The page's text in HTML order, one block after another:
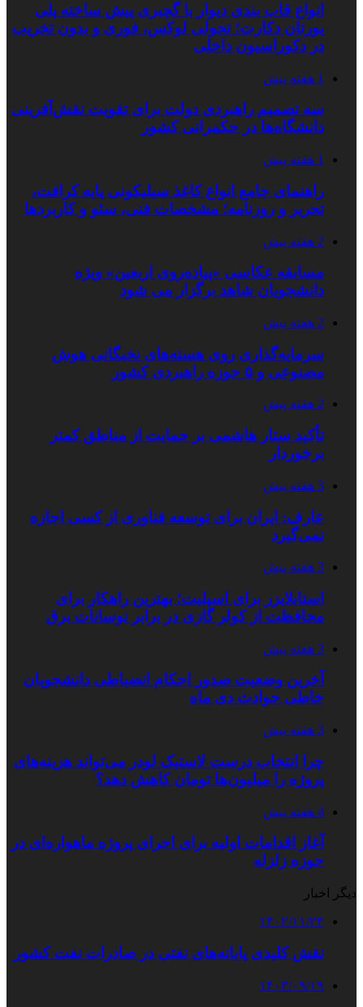
انواع قاب بندی دیوار با گچبری پیش ساخته پلی
یورتان دکارت؛ تحولی لوکس، فوری و بدون تخریب
در دکوراسیون داخلی
1 هفته پیش
سه تصمیم راهبردی دولت برای تقویت نقش‌آفرینی
دانشگاه‌ها در حکمرانی کشور
1 هفته پیش
راهنمای جامع انواع کاغذ سیلیکونی پایه کرافت،
تحریر و روزنامه؛ مشخصات فنی، سئو و کاربردها
2 هفته پیش
مسابقه عکاسی «پیاده‌روی اربعین» ویژه
دانشجویان شاهد برگزار می شود
2 هفته پیش
سرمایه‌گذاری روی هسته‌های نخبگانی هوش
مصنوعی و ۵ حوزه راهبردی کشور
2 هفته پیش
تأکید ستار هاشمی بر حمایت از مناطق کمتر
برخوردار
3 هفته پیش
عارف: ایران برای توسعه فناوری از کسی اجازه
نمی‌گیرد
3 هفته پیش
استابلایزر برای اسپلیت؛ بهترین راهکار برای
محافظت از کولر گازی در برابر نوسانات برق
3 هفته پیش
آخرین وضعیت صدور احکام انضباطی دانشجویان
خاطی حوادث دی ماه
3 هفته پیش
چرا انتخاب درست لاستیک لودر می‌تواند هزینه‌های
پروژه را میلیون‌ها تومان کاهش دهد؟
4 هفته پیش
آغاز اقدامات اولیه برای اجرای پروژه ماهواره‌ای در
حوزه زلزله
دیگر اخبار
۱۴۰۲/۱۱/۲۴
نقش کلیدی پایانه‌های نفتی در صادرات نفت کشور
۱۴۰۳/۰۹/۱۹